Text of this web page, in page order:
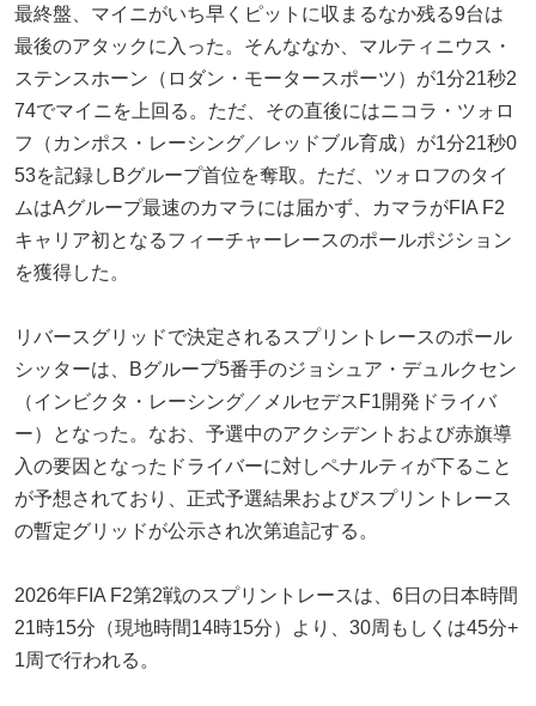
最終盤、マイニがいち早くピットに収まるなか残る9台は
最後のアタックに入った。そんななか、マルティニウス・
ステンスホーン（ロダン・モータースポーツ）が1分21秒2
74でマイニを上回る。ただ、その直後にはニコラ・ツォロ
フ（カンポス・レーシング／レッドブル育成）が1分21秒0
53を記録しBグループ首位を奪取。ただ、ツォロフのタイ
ムはAグループ最速のカマラには届かず、カマラがFIA F2
キャリア初となるフィーチャーレースのポールポジション
を獲得した。
リバースグリッドで決定されるスプリントレースのポール
シッターは、Bグループ5番手のジョシュア・デュルクセン
（インビクタ・レーシング／メルセデスF1開発ドライバ
ー）となった。なお、予選中のアクシデントおよび赤旗導
入の要因となったドライバーに対しペナルティが下ること
が予想されており、正式予選結果およびスプリントレース
の暫定グリッドが公示され次第追記する。
2026年FIA F2第2戦のスプリントレースは、6日の日本時間
21時15分（現地時間14時15分）より、30周もしくは45分+
1周で行われる。